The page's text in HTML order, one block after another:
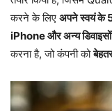
करने के लिए अपने स्वयं के
iPhone और अन्य डिवाइसों
करना है, जो कंपनी को